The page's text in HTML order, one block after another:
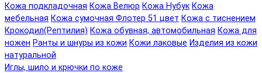
Кожа подкладочная Кожа Велюр Кожа Нубук Кожа
мебельная Кожа сумочная Флотер 51 цвет Кожа с тиснением
Крокодил(Рептилия) Кожа обувная, автомобильная Кожа для
ножен Ранты и шнуры из кожи Кожи лаковые Изделия из кожи
натуральной
Иглы, шило и крючки по коже